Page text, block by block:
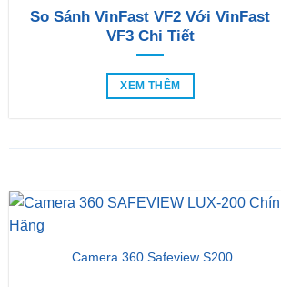
So Sánh VinFast VF2 Với VinFast
VF3 Chi Tiết
XEM THÊM
Camera 360 Safeview S200